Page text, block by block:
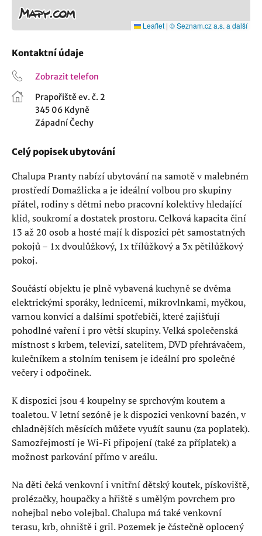
Leaflet | © Seznam.cz a.s. a další
Celý popisek ubytování
Chalupa Pranty nabízí ubytování na samotě v malebném
prostředí Domažlicka a je ideální volbou pro skupiny
přátel, rodiny s dětmi nebo pracovní kolektivy hledající
klid, soukromí a dostatek prostoru. Celková kapacita činí
13 až 20 osob a hosté mají k dispozici pět samostatných
pokojů – 1x dvoulůžkový, 1x třílůžkový a 3x pětilůžkový
pokoj.
Součástí objektu je plně vybavená kuchyně se dvěma
elektrickými sporáky, lednicemi, mikrovlnkami, myčkou,
varnou konvicí a dalšími spotřebiči, které zajišťují
pohodlné vaření i pro větší skupiny. Velká společenská
místnost s krbem, televizí, satelitem, DVD přehrávačem,
kulečníkem a stolním tenisem je ideální pro společné
večery i odpočinek.
K dispozici jsou 4 koupelny se sprchovým koutem a
toaletou. V letní sezóně je k dispozici venkovní bazén, v
chladnějších měsících můžete využít saunu (za poplatek).
Samozřejmostí je Wi-Fi připojení (také za příplatek) a
možnost parkování přímo v areálu.
Na děti čeká venkovní i vnitřní dětský koutek, pískoviště,
prolézačky, houpačky a hřiště s umělým povrchem pro
nohejbal nebo volejbal. Chalupa má také venkovní
terasu, krb, ohniště i gril. Pozemek je částečně oplocený
Kontaktní údaje
Zobrazit telefon
Prapořiště ev. č. 2
345 06 Kdyně
Západní Čechy